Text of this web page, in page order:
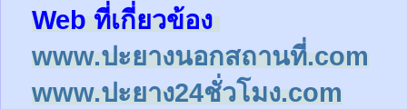
Web ที่เกี่ยวข้อง
www.ปะยางนอกสถานที่.com
www.ปะยาง24ชั่วโมง.com